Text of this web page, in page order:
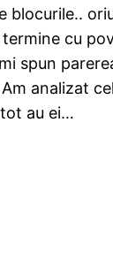
blocurile..
cu
spun
analizat
au ei…